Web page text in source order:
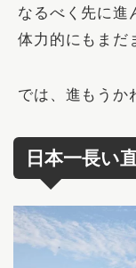
なるべく先に進
体力的にもまだ
では、進もうか
日本一長い